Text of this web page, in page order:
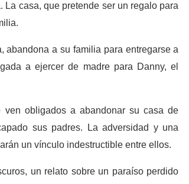
casa, que pretende ser un regalo para
abandona a su familia para entregarse a
a ejercer de madre para Danny, el
ven obligados a abandonar su casa de
sus padres. La adversidad y una
un vínculo indestructible entre ellos.
un relato sobre un paraíso perdido